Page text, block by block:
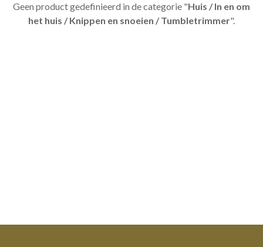
Geen product gedefinieerd in de categorie "Huis / In en om
het huis / Knippen en snoeien / Tumbletrimmer".